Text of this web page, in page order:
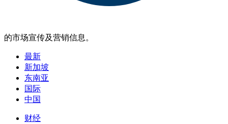
的市场宣传及营销信息。
最新
新加坡
东南亚
国际
中国
财经